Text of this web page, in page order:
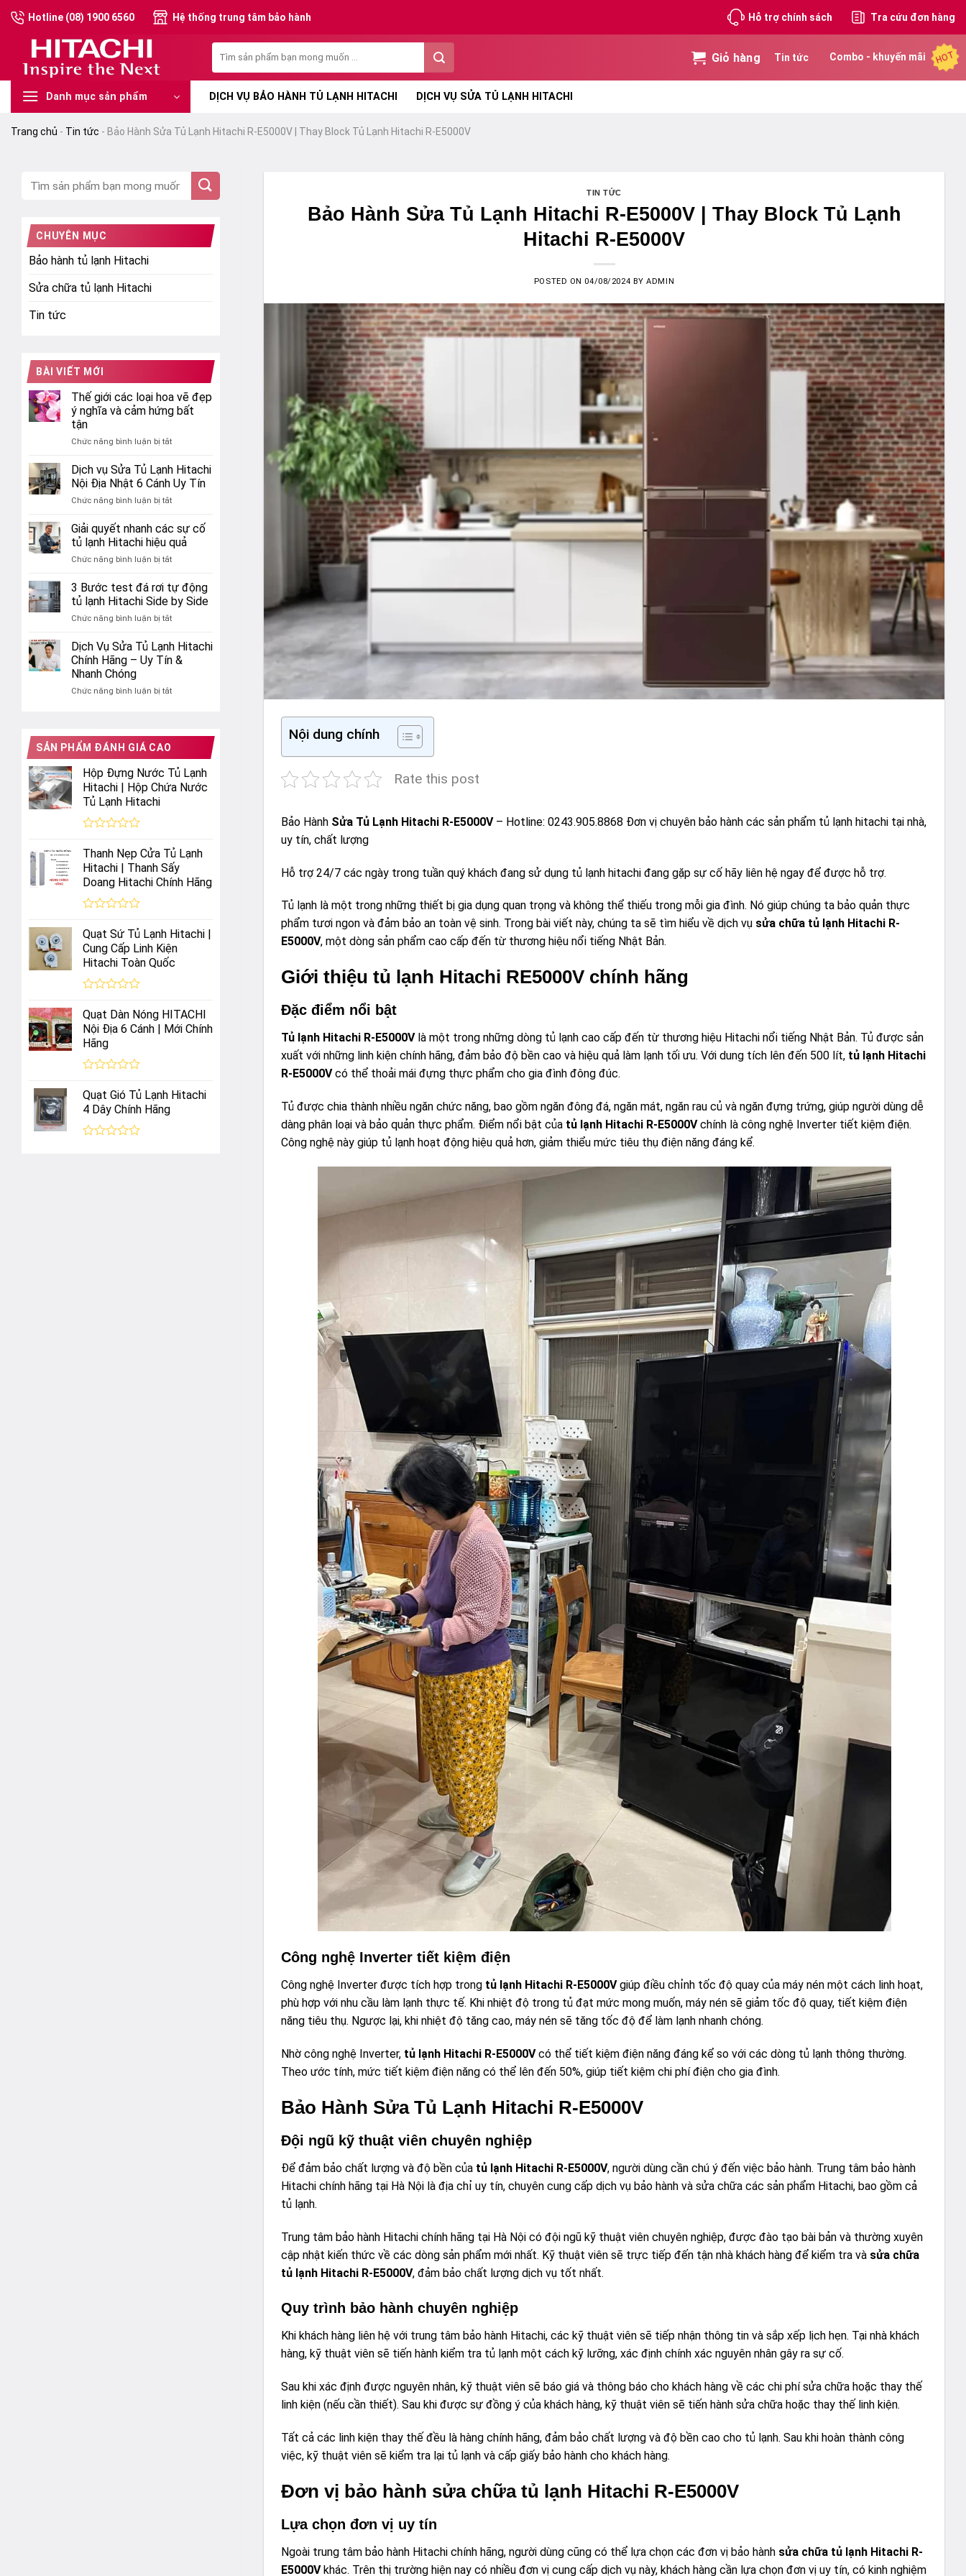
Chuyển
đến
dung
Hotline (08) 1900 6560 Hệ thống trung tâm bảo hành Hỗ trợ chính sách Tra cứu đơn hàng
kiếm:
Giỏ hàng Tin tức Combo - khuyến mãi HOT
Danh mục sản phẩm DỊCH VỤ BẢO HÀNH TỦ LẠNH HITACHI DỊCH VỤ SỬA TỦ LẠNH HITACHI
Trang chủ - Tin tức - Bảo Hành Sửa Tủ Lạnh Hitachi R-E5000V | Thay Block Tủ Lạnh Hitachi R-E5000V
CHUYÊN MỤC
Bảo hành tủ lạnh Hitachi
Sửa chữa tủ lạnh Hitachi
Tin tức
BÀI VIẾT MỚI
Thế giới các loại hoa vẽ đẹp
ý nghĩa và cảm hứng bất
tận
Chức năng bình luận bị tắtở
giới
các
loại
hoa
đẹp
ý
nghĩa
và
hứng
bất
Dịch vụ Sửa Tủ Lạnh Hitachi
Nội Địa Nhật 6 Cánh Uy Tín
Chức năng bình luận bị tắtở
vụ
Sửa
Tủ
Lạnh
Nội
Địa
Nhật
6
Uy
Tín
Giải quyết nhanh các sự cố
tủ lạnh Hitachi hiệu quả
Chức năng bình luận bị tắtở
quyết
nhanh
các
sự
tủ
lạnh
quả
3 Bước test đá rơi tự động
tủ lạnh Hitachi Side by Side
Chức năng bình luận bị tắtở
Bước
test
đá
tự
Side
Dịch Vụ Sửa Tủ Lạnh Hitachi
Chính Hãng – Uy Tín &
Nhanh Chóng
Chức năng bình luận bị tắtở
Tủ
Chính
Hãng
Nhanh
Chóng
SẢN PHẨM ĐÁNH GIÁ CAO
Hộp Đựng Nước Tủ Lạnh
Hitachi | Hộp Chứa Nước
Tủ Lạnh Hitachi
xếp
hạng
0
5
sao
Thanh Nẹp Cửa Tủ Lạnh
Hitachi | Thanh Sấy
Doang Hitachi Chính Hãng
xếp
hạng
0
5
sao
Quạt Sứ Tủ Lạnh Hitachi |
Cung Cấp Linh Kiện
Hitachi Toàn Quốc
xếp
hạng
0
5
sao
Quạt Dàn Nóng HITACHI
Nội Địa 6 Cánh | Mới Chính
Hãng
xếp
hạng
0
5
sao
Quạt Gió Tủ Lạnh Hitachi
4 Dây Chính Hãng
TIN TỨC
Bảo Hành Sửa Tủ Lạnh Hitachi R-E5000V | Thay Block Tủ Lạnh
Hitachi R-E5000V
POSTED ON 04/08/2024 BYADMIN
Nội dung chính
Rate this post
Bảo Hành Sửa Tủ Lạnh Hitachi R-E5000V– Hotline: 0243.905.8868 Đơn vị chuyên bảo hành các sản phẩm tủ lạnh hitachi tại nhà,
uy tín, chất lượng
Hỗ trợ 24/7 các ngày trong tuần quý khách đang sử dụng tủ lạnh hitachi đang gặp sự cố hãy liên hệ ngay để được hỗ trợ.
Tủ lạnh là một trong những thiết bị gia dụng quan trọng và không thể thiếu trong mỗi gia đình. Nó giúp chúng ta bảo quản thực
phẩm tươi ngon và đảm bảo an toàn vệ sinh. Trong bài viết này, chúng ta sẽ tìm hiểu về dịch vụ sửa chữa tủ lạnh Hitachi R-
E5000V, một dòng sản phẩm cao cấp đến từ thương hiệu nổi tiếng Nhật Bản.
Giới thiệu tủ lạnh Hitachi RE5000V chính hãng
Đặc điểm nổi bật
Tủ lạnh Hitachi R-E5000Vlà một trong những dòng tủ lạnh cao cấp đến từ thương hiệu Hitachi nổi tiếng Nhật Bản. Tủ được sản
xuất với những linh kiện chính hãng, đảm bảo độ bền cao và hiệu quả làm lạnh tối ưu. Với dung tích lên đến 500 lít, tủ lạnh Hitachi
R-E5000Vcó thể thoải mái đựng thực phẩm cho gia đình đông đúc.
Tủ được chia thành nhiều ngăn chức năng, bao gồm ngăn đông đá, ngăn mát, ngăn rau củ và ngăn đựng trứng, giúp người dùng dễ
dàng phân loại và bảo quản thực phẩm. Điểm nổi bật của tủ lạnh Hitachi R-E5000Vchính là công nghệ Inverter tiết kiệm điện.
Công nghệ này giúp tủ lạnh hoạt động hiệu quả hơn, giảm thiểu mức tiêu thụ điện năng đáng kể.
Công nghệ Inverter tiết kiệm điện
Công nghệ Inverter được tích hợp trong tủ lạnh Hitachi R-E5000Vgiúp điều chỉnh tốc độ quay của máy nén một cách linh hoạt,
phù hợp với nhu cầu làm lạnh thực tế. Khi nhiệt độ trong tủ đạt mức mong muốn, máy nén sẽ giảm tốc độ quay, tiết kiệm điện
năng tiêu thụ. Ngược lại, khi nhiệt độ tăng cao, máy nén sẽ tăng tốc độ để làm lạnh nhanh chóng.
Nhờ công nghệ Inverter, tủ lạnh Hitachi R-E5000Vcó thể tiết kiệm điện năng đáng kể so với các dòng tủ lạnh thông thường.
Theo ước tính, mức tiết kiệm điện năng có thể lên đến 50%, giúp tiết kiệm chi phí điện cho gia đình.
Bảo Hành Sửa Tủ Lạnh Hitachi R-E5000V
Đội ngũ kỹ thuật viên chuyên nghiệp
Để đảm bảo chất lượng và độ bền của tủ lạnh Hitachi R-E5000V, người dùng cần chú ý đến việc bảo hành. Trung tâm bảo hành
Hitachi chính hãng tại Hà Nội là địa chỉ uy tín, chuyên cung cấp dịch vụ bảo hành và sửa chữa các sản phẩm Hitachi, bao gồm cả
tủ lạnh.
Trung tâm bảo hành Hitachi chính hãng tại Hà Nội có đội ngũ kỹ thuật viên chuyên nghiệp, được đào tạo bài bản và thường xuyên
cập nhật kiến thức về các dòng sản phẩm mới nhất. Kỹ thuật viên sẽ trực tiếp đến tận nhà khách hàng để kiểm tra và sửa chữa
tủ lạnh Hitachi R-E5000V, đảm bảo chất lượng dịch vụ tốt nhất.
Quy trình bảo hành chuyên nghiệp
Khi khách hàng liên hệ với trung tâm bảo hành Hitachi, các kỹ thuật viên sẽ tiếp nhận thông tin và sắp xếp lịch hẹn. Tại nhà khách
hàng, kỹ thuật viên sẽ tiến hành kiểm tra tủ lạnh một cách kỹ lưỡng, xác định chính xác nguyên nhân gây ra sự cố.
Sau khi xác định được nguyên nhân, kỹ thuật viên sẽ báo giá và thông báo cho khách hàng về các chi phí sửa chữa hoặc thay thế
linh kiện (nếu cần thiết). Sau khi được sự đồng ý của khách hàng, kỹ thuật viên sẽ tiến hành sửa chữa hoặc thay thế linh kiện.
Tất cả các linh kiện thay thế đều là hàng chính hãng, đảm bảo chất lượng và độ bền cao cho tủ lạnh. Sau khi hoàn thành công
việc, kỹ thuật viên sẽ kiểm tra lại tủ lạnh và cấp giấy bảo hành cho khách hàng.
Đơn vị bảo hành sửa chữa tủ lạnh Hitachi R-E5000V
Lựa chọn đơn vị uy tín
Ngoài trung tâm bảo hành Hitachi chính hãng, người dùng cũng có thể lựa chọn các đơn vị bảo hành sửa chữa tủ lạnh Hitachi R-
E5000Vkhác. Trên thị trường hiện nay có nhiều đơn vị cung cấp dịch vụ này, khách hàng cần lựa chọn đơn vị uy tín, có kinh nghiệm